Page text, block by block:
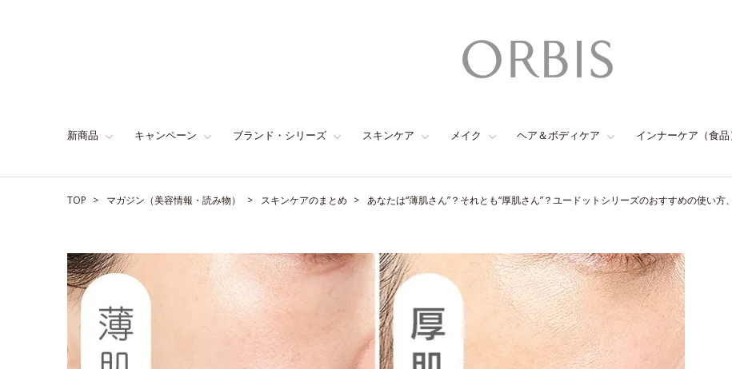
新商品 キャンペーン ブランド・シリーズ スキンケア メイク ヘア＆ボディケア インナーケア（食品
TOP マガジン（美容情報・読み物） スキンケアのまとめ あなたは“薄肌さん”？それとも“厚肌さん”？ユードットシリーズのおすすめの使い方